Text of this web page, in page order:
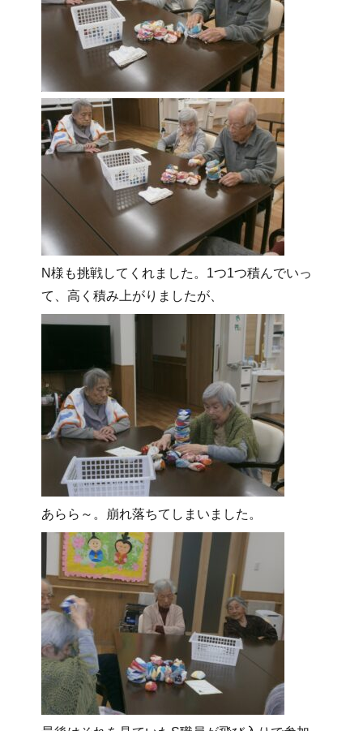
N様も挑戦してくれました。1つ1つ積んでいっ
て、高く積み上がりましたが、
あらら～。崩れ落ちてしまいました。